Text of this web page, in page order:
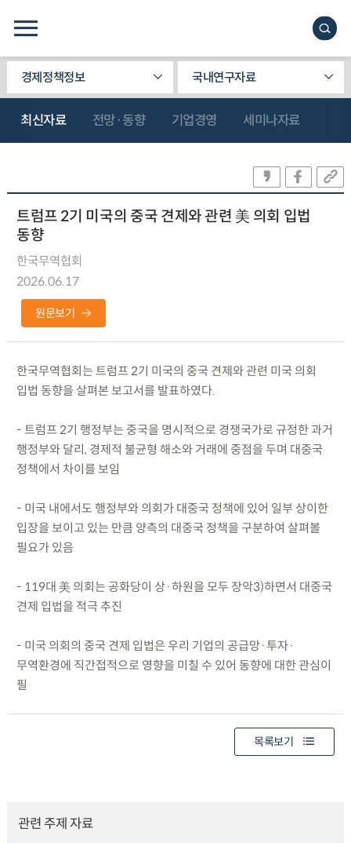
경제정책정보 국내연구자료
최신자료 전망·동향 기업경영 세미나자료
트럼프 2기 미국의 중국 견제와 관련 美 의회 입법
동향
한국무역협회
2026.06.17
원문보기
한국무역협회는 트럼프 2기 미국의 중국 견제와 관련 미국 의회
입법 동향을 살펴본 보고서를 발표하였다.
- 트럼프 2기 행정부는 중국을 명시적으로 경쟁국가로 규정한 과거
행정부와 달리, 경제적 불균형 해소와 거래에 중점을 두며 대중국
정책에서 차이를 보임
- 미국 내에서도 행정부와 의회가 대중국 정책에 있어 일부 상이한
입장을 보이고 있는 만큼 양측의 대중국 정책을 구분하여 살펴볼
필요가 있음
- 119대 美 의회는 공화당이 상·하원을 모두 장악3)하면서 대중국
견제 입법을 적극 추진
- 미국 의회의 중국 견제 입법은 우리 기업의 공급망·투자·
무역환경에 직간접적으로 영향을 미칠 수 있어 동향에 대한 관심이
필
목록보기
관련 주제 자료